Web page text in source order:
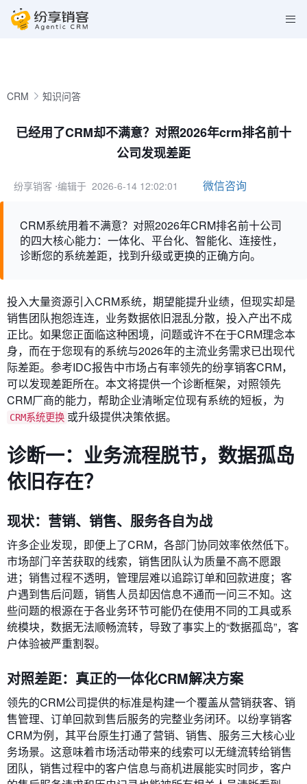
CRM 知识问答
已经用了CRM却不满意？对照2026年crm排名前十
公司发现差距
纷享销客 ⋅编辑于 2026-6-14 12:02:01 微信咨询
CRM系统用着不满意？对照2026年CRM排名前十公司
的四大核心能力：一体化、平台化、智能化、连接性，
诊断您的系统差距，找到升级或更换的正确方向。
投入大量资源引入CRM系统，期望能提升业绩，但现实却是
销售团队抱怨连连，业务数据依旧混乱分散，投入产出不成
正比。如果您正面临这种困境，问题或许不在于CRM理念本
身，而在于您现有的系统与2026年的主流业务需求已出现代
际差距。参考IDC报告中市场占有率领先的纷享销客CRM，
可以发现差距所在。本文将提供一个诊断框架，对照领先
CRM厂商的能力，帮助企业清晰定位现有系统的短板，为
CRM系统更换 或升级提供决策依据。
诊断一：业务流程脱节，数据孤岛
依旧存在？
现状：营销、销售、服务各自为战
许多企业发现，即便上了CRM，各部门协同效率依然低下。
市场部门辛苦获取的线索，销售团队认为质量不高不愿跟
进；销售过程不透明，管理层难以追踪订单和回款进度；客
户遇到售后问题，销售人员却因信息不通而一问三不知。这
些问题的根源在于各业务环节可能仍在使用不同的工具或系
统模块，数据无法顺畅流转，导致了事实上的“数据孤岛”，客
户体验被严重割裂。
对照差距：真正的一体化CRM解决方案
领先的CRM公司提供的标准是构建一个覆盖从营销获客、销
售管理、订单回款到售后服务的完整业务闭环。以纷享销客
CRM为例，其平台原生打通了营销、销售、服务三大核心业
务场景。这意味着市场活动带来的线索可以无缝流转给销售
团队，销售过程中的客户信息与商机进展能实时同步，客户